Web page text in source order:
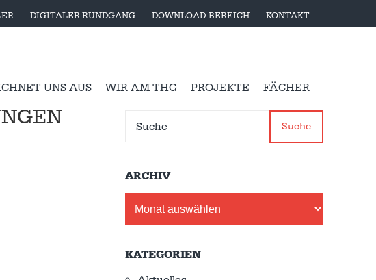
DIGITALER RUNDGANG DOWNLOAD-BEREICH KONTAKT
UNS AUS WIR AM THG PROJEKTE FÄCHER
Suche
ARCHIV
KATEGORIEN